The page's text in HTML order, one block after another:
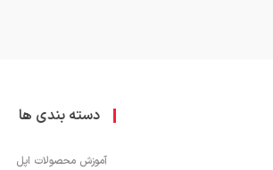
دسته بندی ها
آموزش محصولات اپل